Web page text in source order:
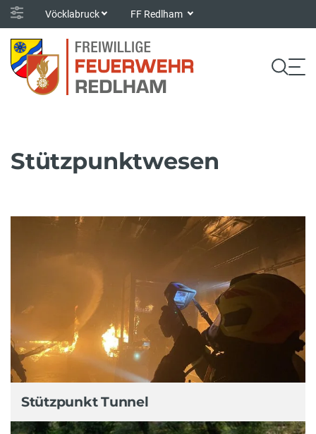
Vöcklabruck FF Redlham
Stützpunktwesen
Stützpunkt Tunnel